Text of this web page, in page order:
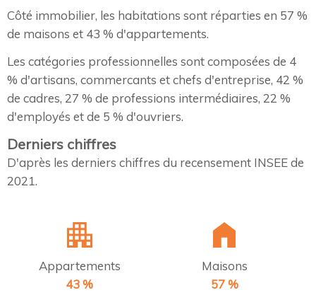
Côté immobilier, les habitations sont réparties en 57 %
de maisons et 43 % d'appartements.
Les catégories professionnelles sont composées de 4
% d'artisans, commercants et chefs d'entreprise, 42 %
de cadres, 27 % de professions intermédiaires, 22 %
d'employés et de 5 % d'ouvriers.
Derniers chiffres
D'après les derniers chiffres du recensement INSEE de
2021.
Appartements
43 %
Maisons
57 %